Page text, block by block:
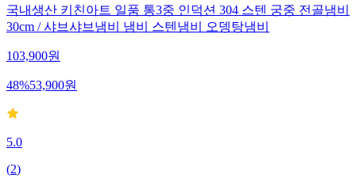
국내생산 키친아트 일품 통3중 인덕션 304 스텐 궁중 전골냄비
30cm / 샤브샤브냄비 냄비 스텐냄비 오뎅탕냄비
103,900원
48%53,900원
5.0
(2)